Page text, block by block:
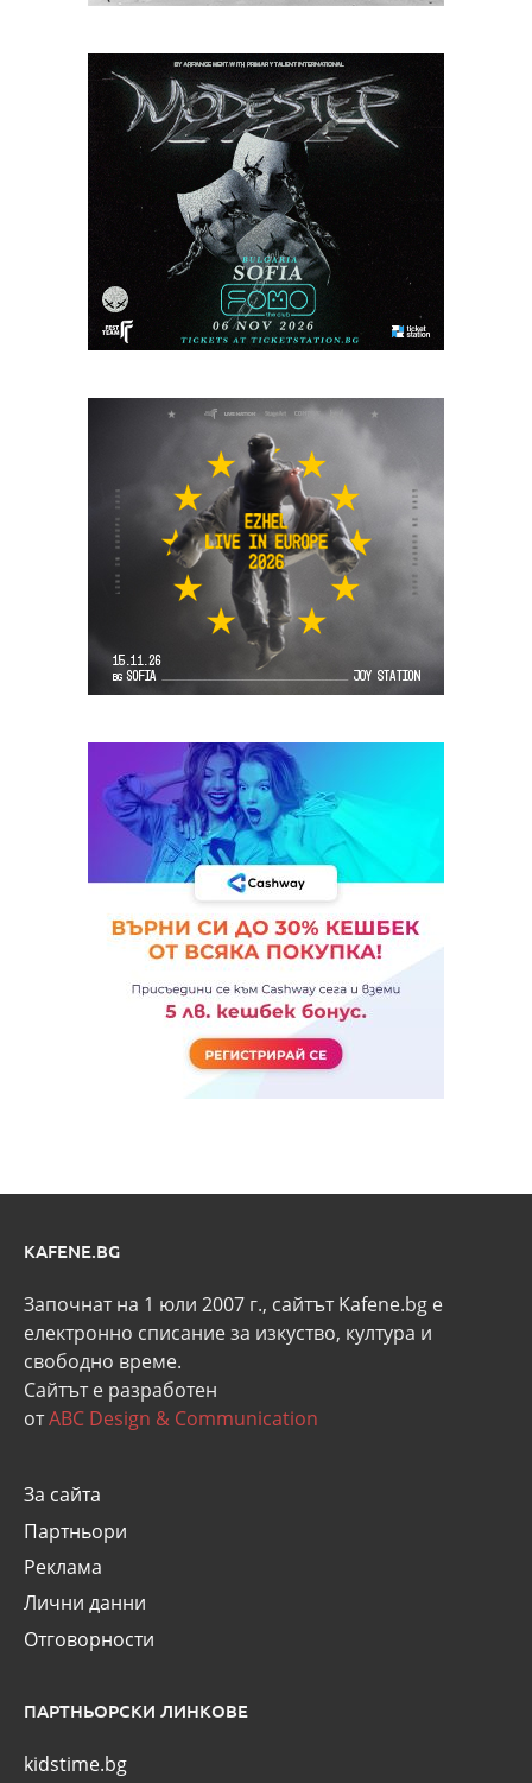
KAFENE.BG
Започнат на 1 юли 2007 г., сайтът Kafene.bg e
eлектронно списание за изкуство, култура и
свободно време.
Сайтът е разработен
отABC Design & Communication
За сайта
Партньори
Реклама
Лични данни
Отговорности
ПАРТНЬОРСКИ ЛИНКОВЕ
kidstime.bg